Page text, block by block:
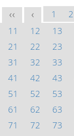
<< < 1 2
11
12 13
21
22 23
31
32 33
41
42 43
51
52 53
61
62 63
71
72 73